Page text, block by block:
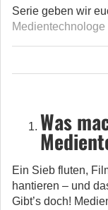
Serie geben wir
Was
Ein Sieb fluten,
hantieren – und
Gibt’s doch!